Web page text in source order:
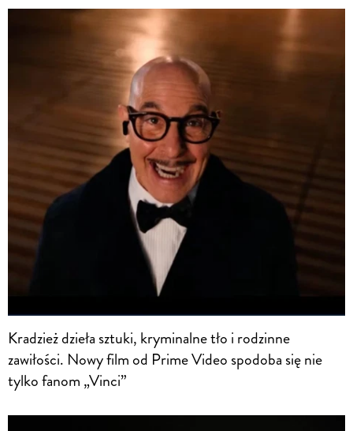
Kradzież dzieła sztuki, kryminalne tło i rodzinne
zawiłości. Nowy film od Prime Video spodoba się nie
tylko fanom „Vinci”